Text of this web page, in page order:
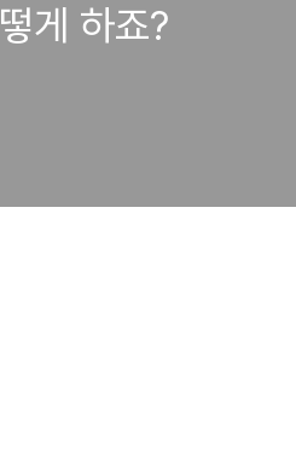
게 하죠?